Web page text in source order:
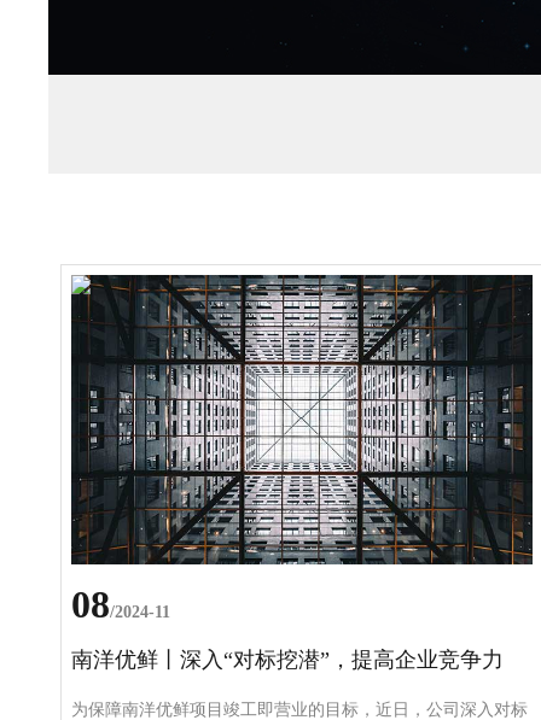
08/2024-11
南洋优鲜丨深入“对标挖潜”，提高企业竞争力
为保障南洋优鲜项目竣工即营业的目标，近日，公司深入对标